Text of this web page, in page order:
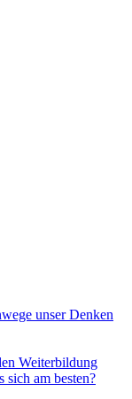
unser Denken
Weiterbildung
am besten?